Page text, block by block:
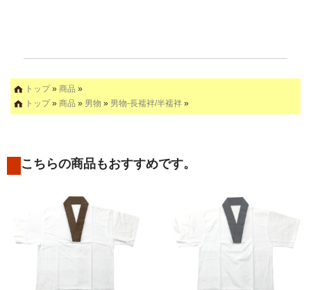
トップ» 商品 »
トップ» 商品 » 男物 » 男物-長襦袢/半襦袢 »
こちらの商品もおすすめです。